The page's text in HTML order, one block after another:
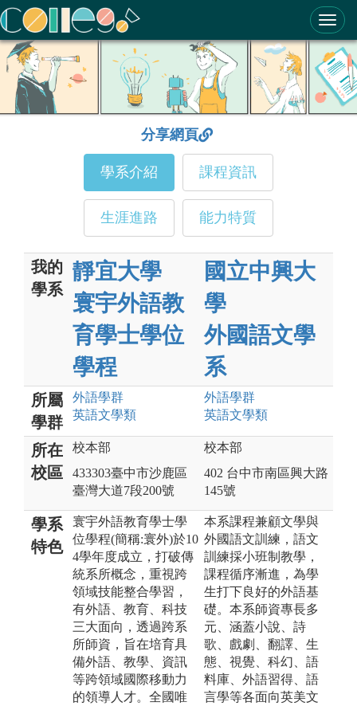
ColleGo! 大學選才與高中育才輔助系統
分享網頁
學系介紹 課程資訊
生涯進路 能力特質
我的
學系
靜宜大學
寰宇外語教
育學士學位
學程
國立中興大
學
外國語文學
系
所屬
學群
外語學群
英語文學類
外語學群
英語文學類
所在
校區
校本部
433303臺中市沙鹿區
臺灣大道7段200號
校本部
402 台中市南區興大路
145號
學系
特色
寰宇外語教育學士學
位學程(簡稱:寰外)於10
4學年度成立，打破傳
統系所概念，重視跨
領域技能整合學習，
有外語、教育、科技
三大面向，透過跨系
所師資，旨在培育具
備外語、教學、資訊
等跨領域國際移動力
的領導人才。全國唯
本系課程兼顧文學與
外國語文訓練，語文
訓練採小班制教學，
課程循序漸進，為學
生打下良好的外語基
礎。本系師資專長多
元、涵蓋小說、詩
歌、戲劇、翻譯、生
態、視覺、科幻、語
料庫、外語習得、語
言學等各面向英美文